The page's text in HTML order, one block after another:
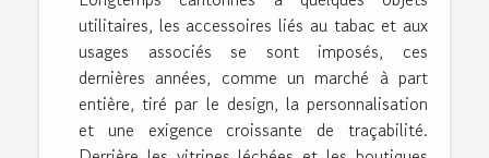
utilitaires, les accessoires liés au tabac et aux
usages associés se sont imposés, ces
dernières années, comme un marché à part
entière, tiré par le design, la personnalisation
et une exigence croissante de traçabilité.